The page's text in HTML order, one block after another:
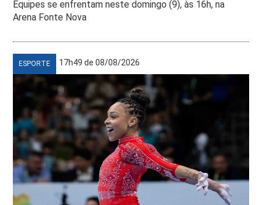
Equipes se enfrentam neste domingo (9), às 16h, na
Arena Fonte Nova
ESPORTE 17h49 de 08/08/2026